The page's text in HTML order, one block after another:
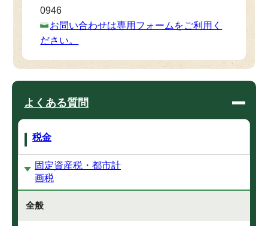
0946
お問い合わせは専用フォームをご利用く
ださい。
よくある質問
税金
固定資産税・都市計
画税
全般